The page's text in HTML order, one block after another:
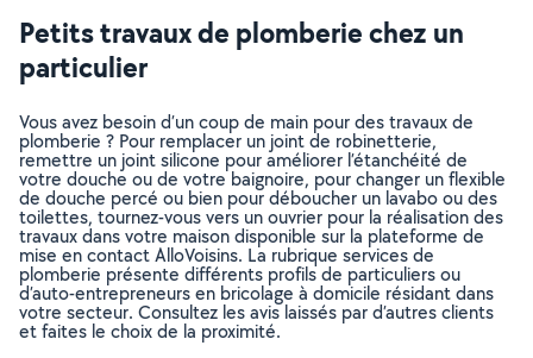
Petits travaux de plomberie chez un
particulier
Vous avez besoin d’un coup de main pour des travaux de
plomberie ? Pour remplacer un joint de robinetterie,
remettre un joint silicone pour améliorer l’étanchéité de
votre douche ou de votre baignoire, pour changer un flexible
de douche percé ou bien pour déboucher un lavabo ou des
toilettes, tournez-vous vers un ouvrier pour la réalisation des
travaux dans votre maison disponible sur la plateforme de
mise en contact AlloVoisins. La rubrique services de
plomberie présente différents profils de particuliers ou
d’auto-entrepreneurs en bricolage à domicile résidant dans
votre secteur. Consultez les avis laissés par d’autres clients
et faites le choix de la proximité.